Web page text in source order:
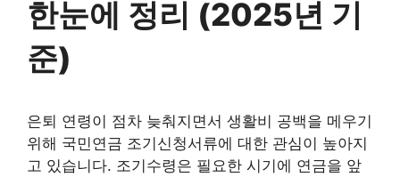
한눈에 정리 (2025년 기
준)
은퇴 연령이 점차 늦춰지면서 생활비 공백을 메우기
위해 국민연금 조기신청서류에 대한 관심이 높아지
고 있습니다. 조기수령은 필요한 시기에 연금을 앞